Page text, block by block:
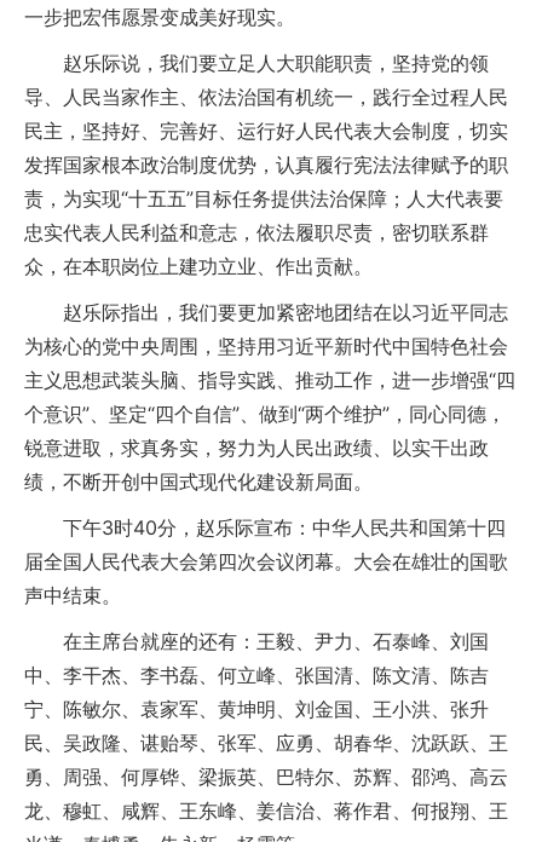
一步把宏伟愿景变成美好现实。
赵乐际说，我们要立足人大职能职责，坚持党的领
导、人民当家作主、依法治国有机统一，践行全过程人民
民主，坚持好、完善好、运行好人民代表大会制度，切实
发挥国家根本政治制度优势，认真履行宪法法律赋予的职
责，为实现“十五五”目标任务提供法治保障；人大代表要
忠实代表人民利益和意志，依法履职尽责，密切联系群
众，在本职岗位上建功立业、作出贡献。
赵乐际指出，我们要更加紧密地团结在以习近平同志
为核心的党中央周围，坚持用习近平新时代中国特色社会
主义思想武装头脑、指导实践、推动工作，进一步增强“四
个意识”、坚定“四个自信”、做到“两个维护”，同心同德，
锐意进取，求真务实，努力为人民出政绩、以实干出政
绩，不断开创中国式现代化建设新局面。
下午3时40分，赵乐际宣布：中华人民共和国第十四
届全国人民代表大会第四次会议闭幕。大会在雄壮的国歌
声中结束。
在主席台就座的还有：王毅、尹力、石泰峰、刘国
中、李干杰、李书磊、何立峰、张国清、陈文清、陈吉
宁、陈敏尔、袁家军、黄坤明、刘金国、王小洪、张升
民、吴政隆、谌贻琴、张军、应勇、胡春华、沈跃跃、王
勇、周强、何厚铧、梁振英、巴特尔、苏辉、邵鸿、高云
龙、穆虹、咸辉、王东峰、姜信治、蒋作君、何报翔、王